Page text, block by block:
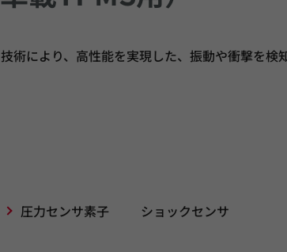
術により、高性能を実現した、振動や衝撃を検
圧力センサ素子 ショックセンサ